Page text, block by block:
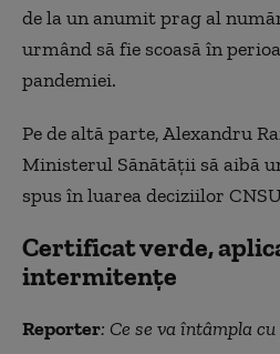
de la un anumit prag al
urmând să fie scoasă în
pandemiei.
Pe de altă parte, Alexandru
Ministerul Sănătății să aibă
spus în luarea deciziilor
Certificat verde,
intermitențe
Reporter: Ce se va întâmpla